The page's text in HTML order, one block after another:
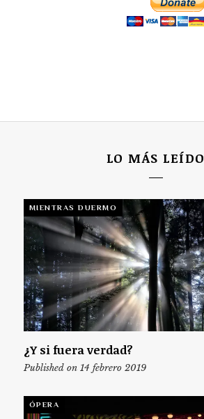
LO MÁS LEÍDO
MIENTRAS DUERMO
¿Y si fuera verdad?
Published on 14 febrero 2019
ÓPERA